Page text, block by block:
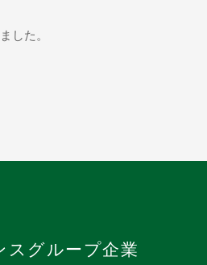
した。
スグループ企業